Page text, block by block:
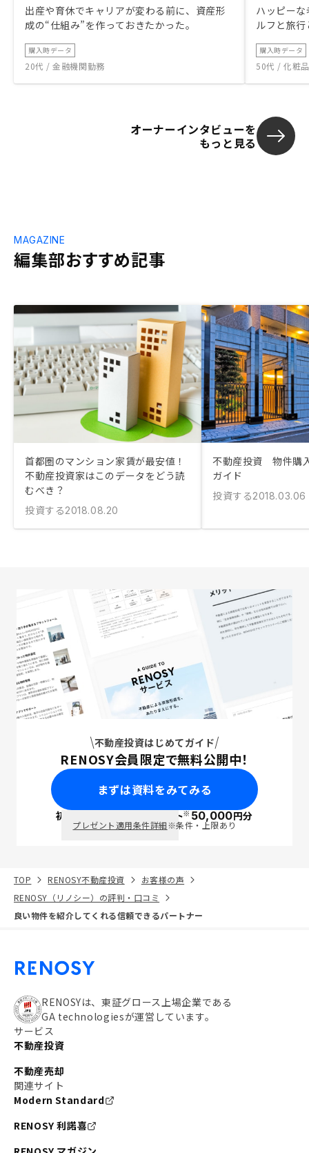
出産や育休でキャリアが変わる前に、資産形
成の“仕組み”を作っておきたかった。
購入時データ
20代 / 金融機関勤務
ハッピー
ルフと旅
購入時データ
50代 / 化粧
オーナーインタビューを
もっと見る
編集部おすすめ記事
MAGAZINE
首都圏のマンション家賃が最安値！
不動産投資家はこのデータをどう読
むべき？
投資する2018.08.20
不動産投資 物件購
ガイド
投資する2018.03.06
不動産投資はじめてガイド
RENOSY会員限定で無料公開中！
まずは資料をみてみる
初回面談で ポイント※50,000円分
プレゼント適用条件詳細※条件・上限あり
TOP RENOSY不動産投資
お客様の声
RENOSY（リノシー）の評判・口コミ
良い物件を紹介してくれる信頼できるパートナー
RENOSYは、東証グロース上場企業である
GA technologiesが運営しています。
サービス
不動産投資
不動産売却
関連サイト
Modern Standard
RENOSY 利諾喜